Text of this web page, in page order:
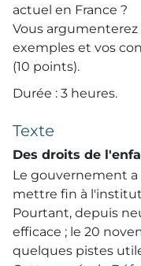
actuel en France ?
Vous
exemples et vos
(10 points).
Durée : 3 heures.
Texte
Des droits de
Le gouvernement
mettre fin à
Pourtant, depuis
efficace ; le 20
quelques pistes